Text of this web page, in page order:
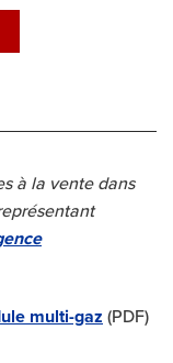
à la vente dans
multi-gaz (PDF)